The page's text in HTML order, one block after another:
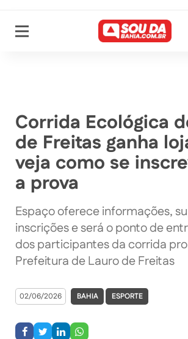
Corrida Ecológica
de Freitas ganha
veja como se
a prova
Espaço oferece informações,
inscrições e será o ponto de
dos participantes da corrida
Prefeitura de Lauro de Freitas
02/06/2026 BAHIA ESPORTE